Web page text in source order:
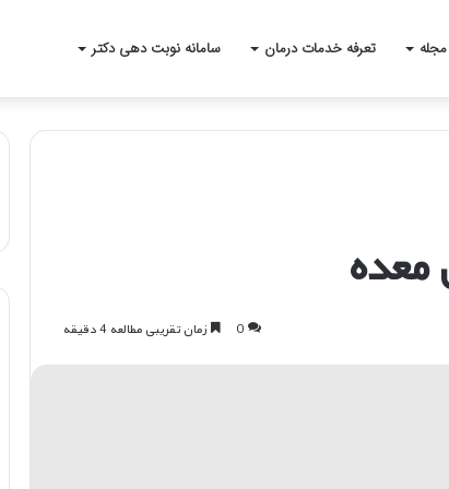
تعرفه خدمات درمان سامانه نوبت دهی دکتر
0 زمان تقریبی مطالعه 4 دقیقه